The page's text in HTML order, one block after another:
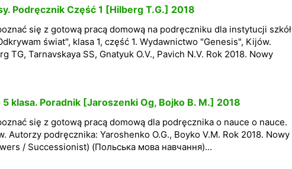
Podręcznik Część 1 [Hilberg T.G.] 2018
się z gotową pracą domową na podręczniku dla instytucji szkół
świat", klasa 1, część 1. Wydawnictwo "Genesis", Kijów.
TG, Tarnavskaya SS, Gnatyuk O.V., Pavich N.V. Rok 2018. Nowy
klasa. Poradnik [Jaroszenki Og, Bojko B. M.] 2018
się z gotową pracą domową dla podręcznika o nauce o nauce.
Autorzy podręcznika: Yaroshenko O.G., Boyko V.M. Rok 2018. Nowy
/ Successionist) (Польська мова навчання)...